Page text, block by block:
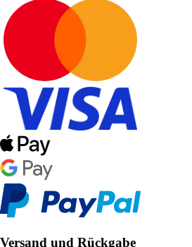
Versand und Rückgabe